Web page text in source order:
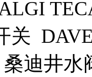
关
迪井水